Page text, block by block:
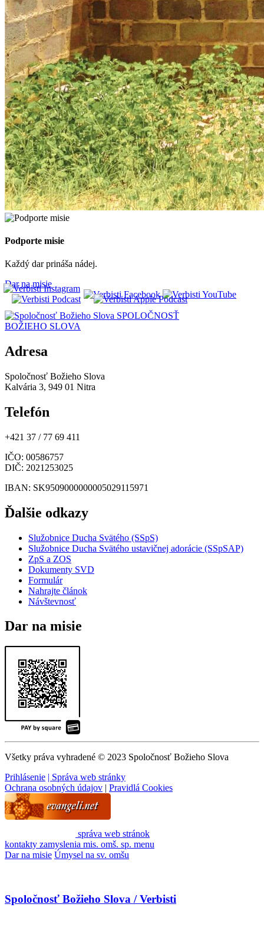
Podporte misie
Každý dar prináša nádej.
Dar na misie
SPOLOČNOSŤ
BOŽIEHO SLOVA
Adresa
Spoločnosť Božieho Slova
Kalvária 3, 949 01 Nitra
Telefón
+421 37 / 77 69 411
IČO: 00586757
DIČ: 2021253025
IBAN: SK9509000000005029115971
Ďalšie odkazy
Služobnice Ducha Svätého (SSpS)
Služobnice Ducha Svätého ustavičnej adorácie (SSpSAP)
ZpS a ZOS
Dokumenty SVD
Formulár
Nahrajte článok
Návštevnosť
Dar na misie
Všetky práva vyhradené © 2023 Spoločnosť Božieho Slova
Prihlásenie | Správa web stránky
Ochrana osobných údajov | Pravidlá Cookies
správa web stránok
kontakty zamyslenia mis. omš. sp. menu
Dar na misie Úmysel na sv. omšu
Spoločnosť Božieho Slova / Verbisti